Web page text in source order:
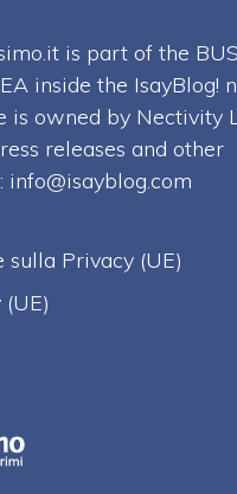
is part of the
inside the IsayBlog!
is owned by Nectivity
releases and other
info@isayblog.com
sulla Privacy (UE)